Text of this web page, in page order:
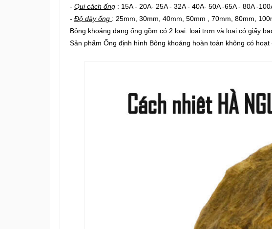
Qui cách ống : 15A - 20A- 25A - 32A - 40A- 50A -65A - 80A -
Độ dày ống : 25mm, 30mm, 40mm, 50mm , 70mm, 80mm,
Bông khoáng dạng ống gồm có 2 loại: loại trơn và loại có giấy
Sản phẩm Ống định hình Bông khoáng hoàn toàn không có